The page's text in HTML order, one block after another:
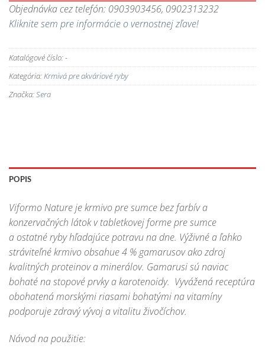
Objednávka cez telefón: 0903903456, 0902313232
Kliknite sem pre informácie o vernostnej zľave!
Katalógové číslo:-
Kategória:Krmivá pre akváriové ryby
Značka:Sera
POPIS
Viformo Nature je krmivo pre sumce bez farbív a
konzervačných látok v tabletkovej forme pre sumce
a ostatné ryby hľadajúce potravu na dne. Výživné a ľahko
stráviteľné krmivo obsahue 4 % gamarusov ako zdroj
kvalitných proteinov a minerálov. Gamarusi sú naviac
bohaté na stopové prvky a karotenoidy. Vyvážená receptúra
obohatená morskými riasami bohatými na vitamíny
podporuje zdravý vývoj a vitalitu živočíchov.
Návod na použitie: